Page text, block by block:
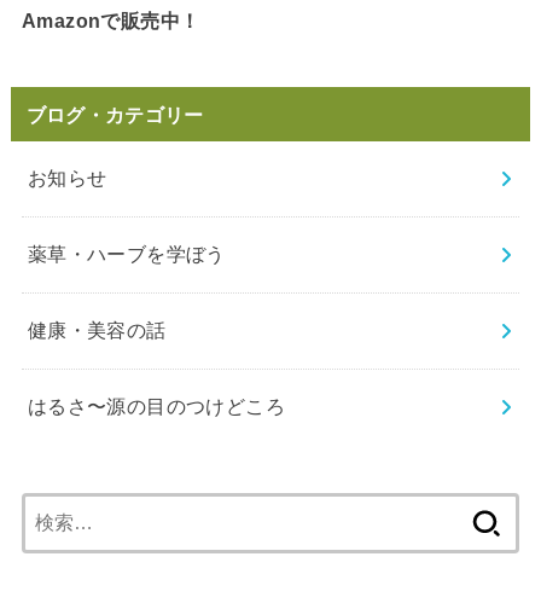
Amazonで販売中！
ブログ・カテゴリー
お知らせ
薬草・ハーブを学ぼう
健康・美容の話
はるさ〜源の目のつけどころ
索: